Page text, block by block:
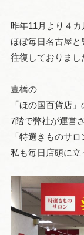
昨年11月より４カ
ほぼ毎日名古屋と
往復しておりまし
豊橋の
「ほの国百貨店
7階で弊社が運営
「特選きものサ
私も毎日店頭に立